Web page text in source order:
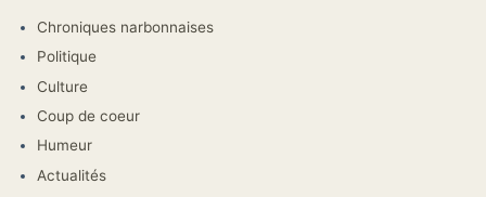
Chroniques narbonnaises
Politique
Culture
Coup de coeur
Humeur
Actualités